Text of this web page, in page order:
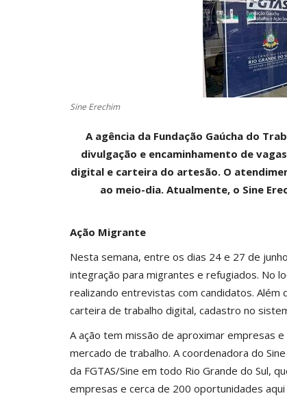
Sine Erechim
A agência da Fundação Gaúcha do
divulgação e encaminhamento de
digital e carteira do artesão. O
ao meio-dia. Atualmente, o Sine
Ação Migrante
Nesta semana, entre os dias 24 e 27 de
integração para migrantes e refugiados. No
realizando entrevistas com candidatos.
carteira de trabalho digital, cadastro no
A ação tem missão de aproximar empresas
mercado de trabalho. A coordenadora do
da FGTAS/Sine em todo Rio Grande do Sul,
empresas e cerca de 200 oportunidades